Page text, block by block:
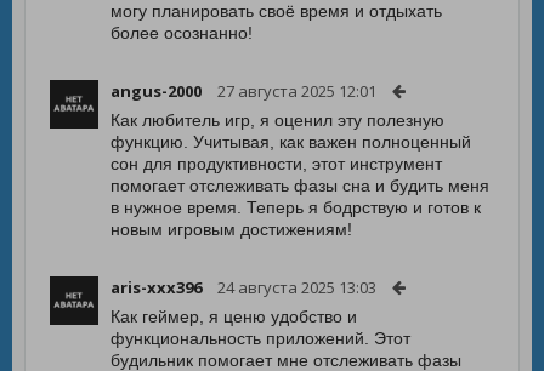
могу планировать своё время и отдыхать
более осознанно!
angus-2000 27 августа 2025 12:01
Как любитель игр, я оценил эту полезную
функцию. Учитывая, как важен полноценный
сон для продуктивности, этот инструмент
помогает отслеживать фазы сна и будить меня
в нужное время. Теперь я бодрствую и готов к
новым игровым достижениям!
aris-xxx396 24 августа 2025 13:03
Как геймер, я ценю удобство и
функциональность приложений. Этот
будильник помогает мне отслеживать фазы